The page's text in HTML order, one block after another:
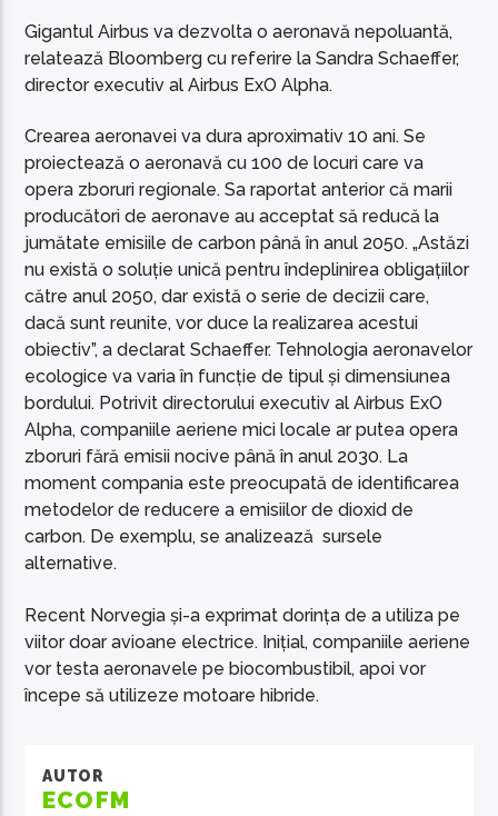
Gigantul Airbus va dezvolta o aeronavă nepoluantă,
relatează Bloomberg cu referire la Sandra Schaeffer,
director executiv al Airbus ExO Alpha.
Crearea aeronavei va dura aproximativ 10 ani. Se
proiectează o aeronavă cu 100 de locuri care va
opera zboruri regionale. Sa raportat anterior că marii
producători de aeronave au acceptat să reducă la
jumătate emisiile de carbon până în anul 2050. „Astăzi
nu există o soluție unică pentru îndeplinirea obligațiilor
către anul 2050, dar există o serie de decizii care,
dacă sunt reunite, vor duce la realizarea acestui
obiectiv”, a declarat Schaeffer. Tehnologia aeronavelor
ecologice va varia în funcție de tipul și dimensiunea
bordului. Potrivit directorului executiv al Airbus ExO
Alpha, companiile aeriene mici locale ar putea opera
zboruri fără emisii nocive până în anul 2030. La
moment compania este preocupată de identificarea
metodelor de reducere a emisiilor de dioxid de
carbon. De exemplu, se analizează sursele
alternative.
Recent Norvegia și-a exprimat dorința de a utiliza pe
viitor doar avioane electrice. Inițial, companiile aeriene
vor testa aeronavele pe biocombustibil, apoi vor
începe să utilizeze motoare hibride.
AUTOR
ECOFM